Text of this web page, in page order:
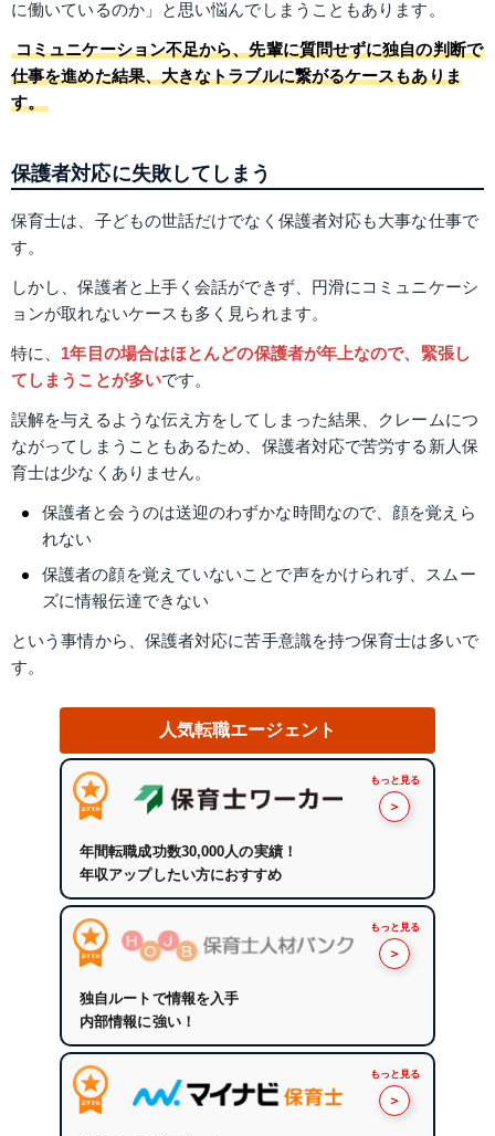
に働いているのか」と思い悩んでしまうこともあります。
コミュニケーション不足から、先輩に質問せずに独自の判断で
仕事を進めた結果、大きなトラブルに繋がるケースもありま
す。
保護者対応に失敗してしまう
保育士は、子どもの世話だけでなく保護者対応も大事な仕事で
す。
しかし、保護者と上手く会話ができず、円滑にコミュニケーシ
ョンが取れないケースも多く見られます。
特に、 1年目の場合はほとんどの保護者が年上なので、緊張し
てしまうことが多いです。
誤解を与えるような伝え方をしてしまった結果、クレームにつ
ながってしまうこともあるため、保護者対応で苦労する新人保
育士は少なくありません。
保護者と会うのは送迎のわずかな時間なので、顔を覚えら
れない
保護者の顔を覚えていないことで声をかけられず、スムー
ズに情報伝達できない
という事情から、保護者対応に苦手意識を持つ保育士は多いで
す。
人気転職エージェント
もっと見る
＞
年間転職成功数30,000人の実績！
年収アップしたい方におすすめ
もっと見る
＞
独自ルートで情報を入手
内部情報に強い！
もっと見る
＞